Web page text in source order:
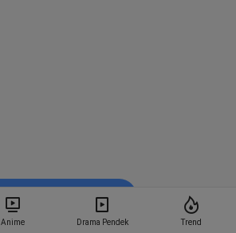
Anime Drama Pendek Trend
Tonton dalam BiliBili